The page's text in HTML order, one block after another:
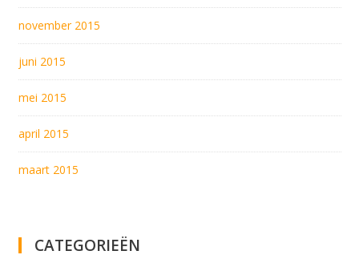
november 2015
juni 2015
mei 2015
april 2015
maart 2015
CATEGORIEËN